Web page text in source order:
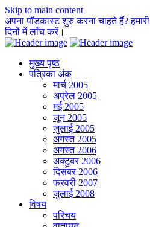
Skip to main content
अपना पॉडकास्ट शुरु करना चाहते हैं?
दिनों में लाँच करें।
मुख्य पृष्ठ
पत्रिका अंक
मार्च 2005
अप्रेल 2005
मई 2005
जून 2005
जुलाई 2005
अगस्त 2005
अगस्त 2006
अक्टुबर 2006
दिसंबर 2006
फरवरी 2007
जुलाई 2008
विषय
परिचय